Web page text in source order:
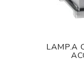
LAMP.A